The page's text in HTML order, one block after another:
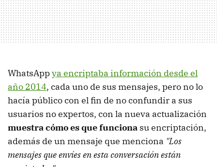
WhatsAppya encriptaba información desde el
año 2014, cada uno de sus mensajes, pero no lo
hacía público con el fin de no confundir a sus
usuarios no expertos, con la nueva actualización
muestra cómo es que funciona su encriptación,
además de un mensaje que menciona "Los
mensajes que envíes en esta conversación están